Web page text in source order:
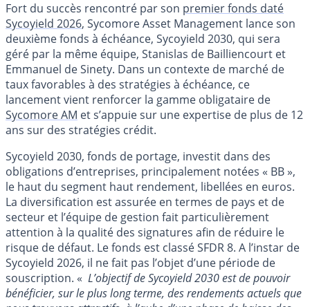
Fort du succès rencontré par son premier fonds daté
Sycoyield 2026, Sycomore Asset Management lance son
deuxième fonds à échéance, Sycoyield 2030, qui sera
géré par la même équipe, Stanislas de Bailliencourt et
Emmanuel de Sinety. Dans un contexte de marché de
taux favorables à des stratégies à échéance, ce
lancement vient renforcer la gamme obligataire de
Sycomore AM et s’appuie sur une expertise de plus de 12
ans sur des stratégies crédit.
Sycoyield 2030, fonds de portage, investit dans des
obligations d’entreprises, principalement notées « BB »,
le haut du segment haut rendement, libellées en euros.
La diversification est assurée en termes de pays et de
secteur et l’équipe de gestion fait particulièrement
attention à la qualité des signatures afin de réduire le
risque de défaut. Le fonds est classé SFDR 8. A l’instar de
Sycoyield 2026, il ne fait pas l’objet d’une période de
souscription. « L’objectif de Sycoyield 2030 est de pouvoir
bénéficier, sur le plus long terme, des rendements actuels que